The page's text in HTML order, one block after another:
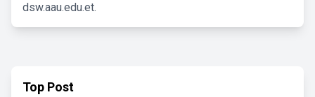
dsw.aau.edu.et.
Top Post